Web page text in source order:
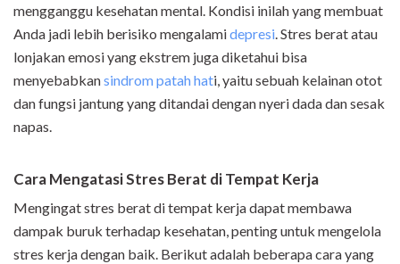
mengganggu kesehatan mental. Kondisi inilah yang membuat
Anda jadi lebih berisiko mengalamidepresi . Stres berat atau
lonjakan emosi yang ekstrem juga diketahui bisa
menyebabkansindrom patah hati, yaitu sebuah kelainan otot
dan fungsi jantung yang ditandai dengan nyeri dada dan sesak
napas.
Cara Mengatasi Stres Berat di Tempat Kerja
Mengingat stres berat di tempat kerja dapat membawa
dampak buruk terhadap kesehatan, penting untuk mengelola
stres kerja dengan baik. Berikut adalah beberapa cara yang